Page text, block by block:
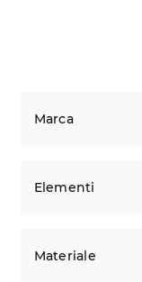
Marca
Elementi
Materiale